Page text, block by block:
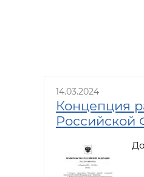
14.03.2024
Концепция
Российской